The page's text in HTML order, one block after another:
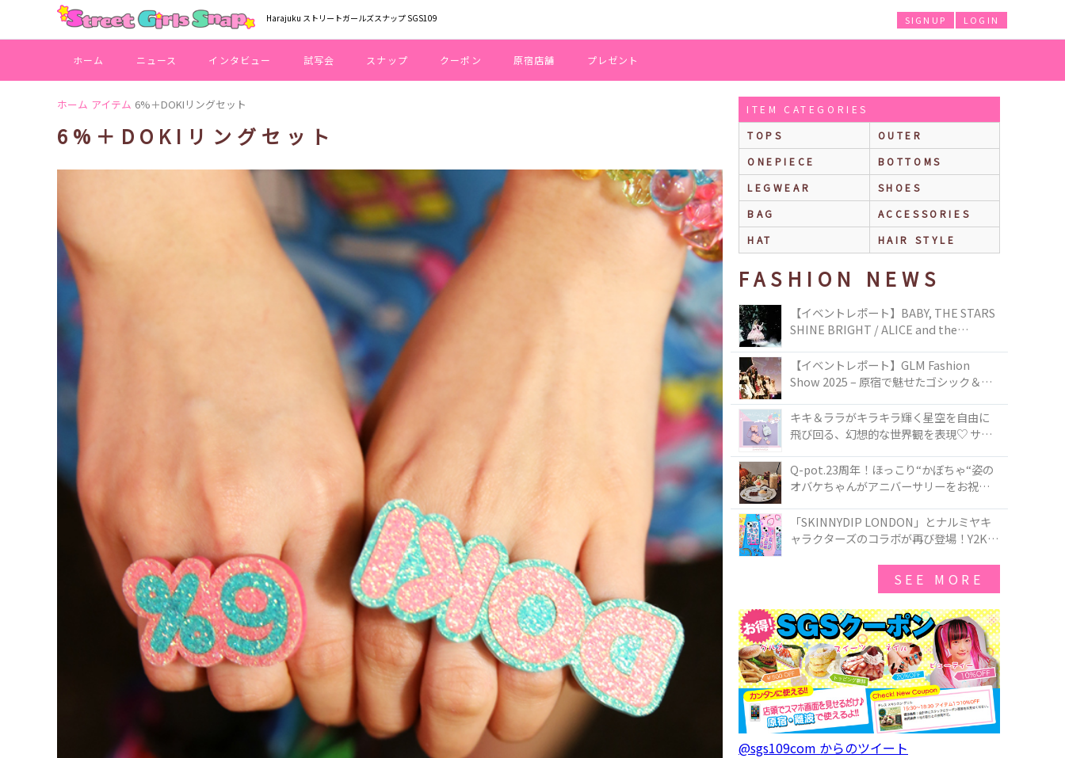
Harajuku ストリートガールズスナップ SGS109 LOGIN
SIGNUP
ホーム ニュース インタビュー 試写会 スナップ クーポン 原宿店舗 プレゼント
ホーム アイテム 6%＋DOKIリングセット
6%＋DOKIリングセット
ITEM CATEGORIES
TOPS
OUTER
ONEPIECE
BOTTOMS
LEGWEAR
SHOES
BAG
ACCESSORIES
HAT
HAIR STYLE
FASHION NEWS
【イベントレポート】BABY, THE STARS
SHINE BRIGHT / ALICE and the
TOKYO
【イベントレポート】GLM Fashion
Show 2025 – 原宿で魅せたゴシック＆ロ
キキ＆ララがキラキラ輝く星空を自由に
飛び回る、幻想的な世界観を表現♡ サマ
50周年アニバーサリーイヤー』を記念し
たコレクションが登場
Q-pot.23周年！ほっこり“かぼちゃ“姿の
オバケちゃんがアニバーサリーをお祝い
ー」が新発売！Q-pot CAFE.では「かぼち
ゃのオバケーキプレート」も登場
「SKINNYDIP LONDON」とナルミヤキ
ャラクターズのコラボが再び登場！Y2Kム
SEE MORE
@sgs109com からのツイート